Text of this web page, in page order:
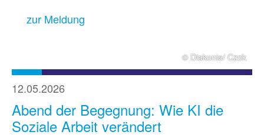
zur Meldung
© Diakonie/ Czok
12.05.2026
Abend der Begegnung: Wie KI die
Soziale Arbeit verändert